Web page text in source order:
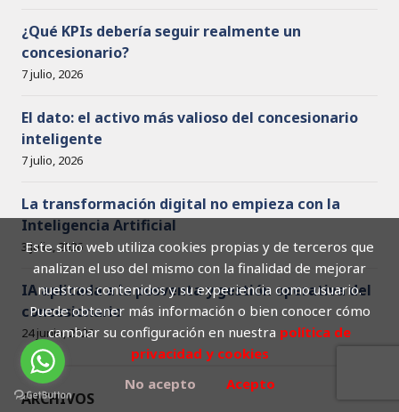
Este sitio web utiliza cookies propias y de terceros que
analizan el uso del mismo con la finalidad de mejorar
nuestros contenidos y su experiencia como usuario.
Puede obtener más información o bien conocer cómo
cambiar su configuración en nuestra política de
privacidad y cookies
No acepto
Acepto
¿Qué KPIs debería seguir realmente un
concesionario?
7 julio, 2026
El dato: el activo más valioso del concesionario
inteligente
7 julio, 2026
La transformación digital no empieza con la
Inteligencia Artificial
3 julio, 2026
IA aplicada a la posventa y gestión operativa del
concesionario
24 junio, 2026
ARCHIVOS